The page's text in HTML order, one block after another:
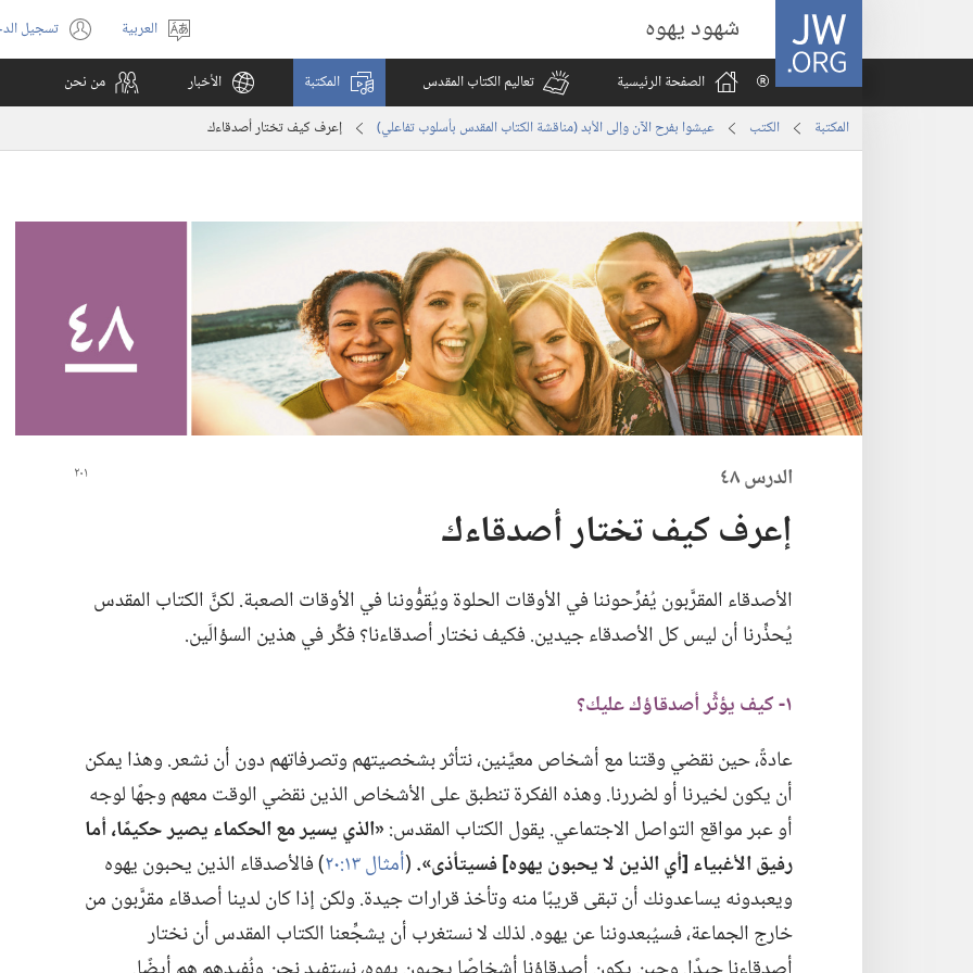
JW.ORG شهود يهوه
اختر
اللغة
العربية تسجيل(يفتح
نافذة
الصفحة الرئيسية
تعاليم الكتاب المقدس المكتبة الأخبار من نحن
المكتبة الكتب عيشوا بفرح الآن وإلى الأبد (‏مناقشة الكتاب المقدس بأسلوب تفاعلي)‏ إعرف كيف تختار أصدقاءك
الدرس ٤٨
إعرف كيف تختار أصدقاءك
الأصدقاء المقرَّبون يُفرِّحوننا في الأوقات الحلوة ويُقوُّوننا في الأوقات الصعبة.‏ لكنَّ الكتاب المقدس
يُحذِّرنا أن ليس كل الأصدقاء جيدين.‏ فكيف نختار أصدقاءنا؟‏ فكِّر في هذين السؤالَين.‏
١-‏ كيف يؤثِّر أصدقاؤك عليك؟‏
عادةً،‏ حين نقضي وقتنا مع أشخاص معيَّنين،‏ نتأثر بشخصيتهم وتصرفاتهم دون أن نشعر.‏ وهذا يمكن
أن يكون لخيرنا أو لضررنا.‏ وهذه الفكرة تنطبق على الأشخاص الذين نقضي الوقت معهم وجهًا لوجه
أو عبر مواقع التواصل الاجتماعي.‏ يقول الكتاب المقدس:‏‏«الذي يسير مع الحكماء يصير حكيمًا،‏ أما
رفيق الأغبياء [أي الذين لا يحبون يهوه] فسيتأذى».‏(‏أمثال ١٣:‏٢٠
‏)‏ فالأصدقاء الذين يحبون يهوه
ويعبدونه يساعدونك أن تبقى قريبًا منه وتأخذ قرارات جيدة.‏ ولكن إذا كان لدينا أصدقاء مقرَّبون من
خارج الجماعة،‏ فسيُبعدوننا عن يهوه.‏ لذلك لا نستغرب أن يشجِّعنا الكتاب المقدس أن نختار